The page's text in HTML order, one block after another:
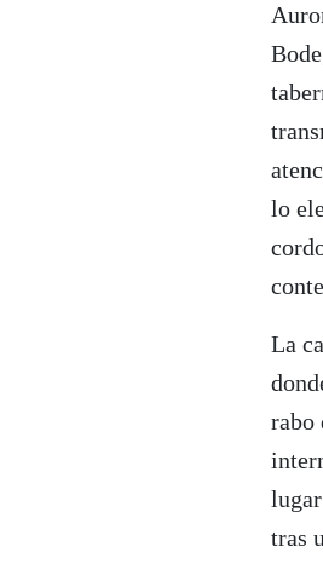
lo
La
rabo
tras